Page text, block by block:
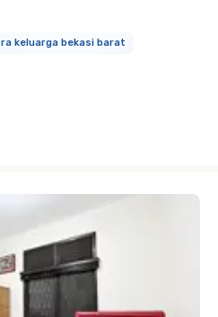
keluarga bekasi barat